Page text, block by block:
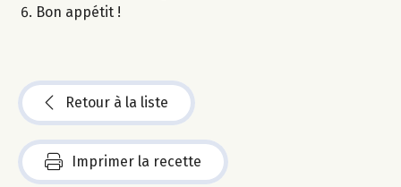
Bon appétit !
Retour à la liste
Imprimer la recette